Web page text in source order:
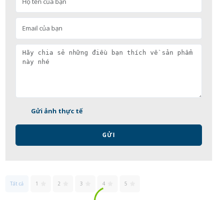
Gửi ảnh thực tế
GỬI
Tất cả 1 2 3 4 5